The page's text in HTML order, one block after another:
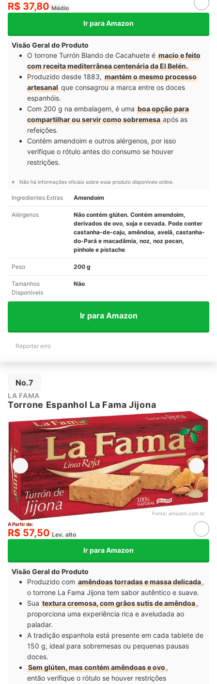
R$ 37,80 Médio
Ir para Amazon
Visão Geral do Produto
O torrone Turrón Blando de Cacahuete é macio e feito
com receita mediterrânea centenária da El Belén.
Produzido desde 1883, mantém o mesmo processo
artesanal que consagrou a marca entre os doces
espanhóis.
Com 200 g na embalagem, é uma boa opção para
compartilhar ou servir como sobremesaapós as
refeições.
Contém amendoim e outros alérgenos, por isso
verifique o rótulo antes do consumo se houver
restrições.
Não há informações oficiais sobre esse produto disponíveis online.
Ingredientes Extras Amendoim
Alérgenos
Não contém glúten. Contém amendoim,
derivados de ovo, soja e cevada. Pode conter
castanha-de-caju, amêndoa, avelã, castanha-
do-Pará e macadâmia, noz, noz pecan,
pinhole e pistache
Peso 200 g
Tamanhos
Disponíveis
Não
Ir para Amazon
Reportar erro
No.7
LA FAMA
Torrone Espanhol La Fama Jijona
Fonte: amazon.com.br
A Partir de:
R$ 57,50 Lev. alto
Ir para Amazon
Visão Geral do Produto
Produzido com amêndoas torradas e massa delicada,
o torrone La Fama Jijona tem sabor autêntico e suave.
Sua textura cremosa, com grãos sutis de amêndoa,
proporciona uma experiência rica e aveludada ao
paladar.
A tradição espanhola está presente em cada tablete de
150 g, ideal para sobremesas ou pequenas pausas
doces.
Sem glúten, mas contém amêndoas e ovo,
então verifique o rótulo se houver restrições